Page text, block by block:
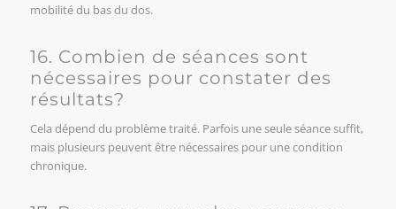
mobilité du bas du dos.
16. Combien de séances sont
nécessaires pour constater des
résultats?
Cela dépend du problème traité. Parfois une seule séance suffit,
mais plusieurs peuvent être nécessaires pour une condition
chronique.